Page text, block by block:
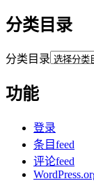
分类目录
分类目录
功能
登录
条目feed
评论feed